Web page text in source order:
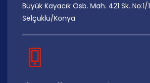
Büyük Kayacık Osb. Mah. 421 Sk. No:1/1
Selçuklu/Konya